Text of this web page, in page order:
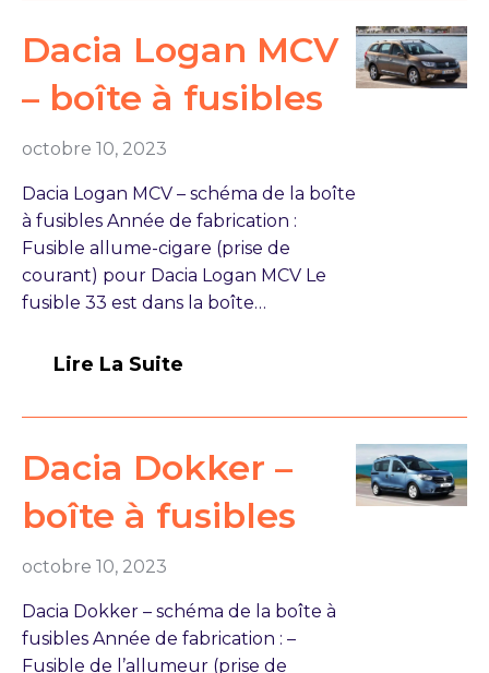
Dacia Logan MCV
– boîte à fusibles
octobre 10, 2023
Dacia Logan MCV – schéma de la boîte
à fusibles Année de fabrication :
Fusible allume-cigare (prise de
courant) pour Dacia Logan MCV Le
fusible 33 est dans la boîte…
Lire La Suite
Dacia Dokker –
boîte à fusibles
octobre 10, 2023
Dacia Dokker – schéma de la boîte à
fusibles Année de fabrication : –
Fusible de l’allumeur (prise de